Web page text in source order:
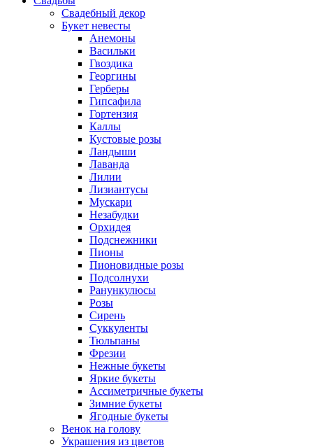
Свадебный декор
Букет невесты
Анемоны
Васильки
Гвоздика
Георгины
Герберы
Гипсафила
Гортензия
Каллы
Кустовые розы
Ландыши
Лаванда
Лилии
Лизиантусы
Мускари
Незабудки
Орхидея
Подснежники
Пионы
Пионовидные розы
Подсолнухи
Ранункулюсы
Розы
Сирень
Суккуленты
Тюльпаны
Фрезии
Нежные букеты
Яркие букеты
Ассиметричные букеты
Зимние букеты
Ягодные букеты
Венок на голову
Украшения из цветов